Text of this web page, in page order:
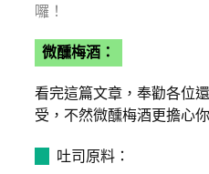
囉！
微醺梅酒：
看完這篇文章，奉勸各位
受，不然微醺梅酒更擔心
吐司原料：